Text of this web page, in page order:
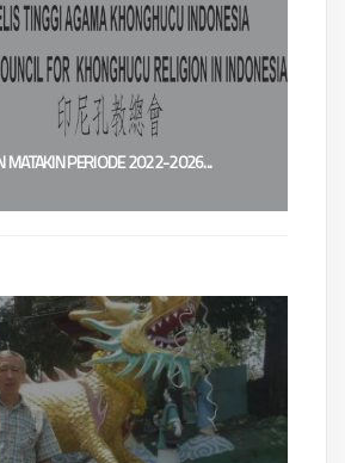
MATAKIN PERIODE 2022-2026...